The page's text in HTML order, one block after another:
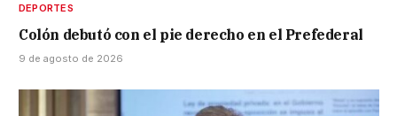
DEPORTES
Colón debutó con el pie derecho en el Prefederal
9 de agosto de 2026